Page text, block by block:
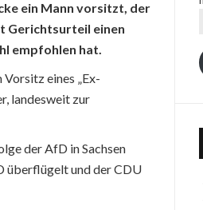
ein Mann vorsitzt, der
Gerichtsurteil einen
empfohlen hat.
eines „Ex-
landesweit zur
der AfD in Sachsen
überflügelt und der CDU